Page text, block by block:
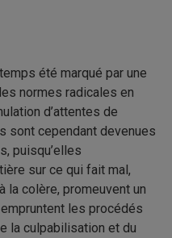
été marqué par une
normes radicales en
d’attentes de
sont cependant devenues
puisqu’elles
sur ce qui fait mal,
la colère, promeuvent un
les procédés
la culpabilisation et du